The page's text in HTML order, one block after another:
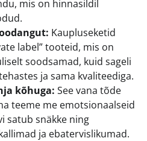
mis on hinnasildil
Kaupluseketid
label” tooteid, mis on
soodsamad, kuid sageli
ja sama kvaliteediga.
kõhuga: See vana tõde
teeme me emotsionaalseid
satub snäkke ning
ja ebatervislikumad.